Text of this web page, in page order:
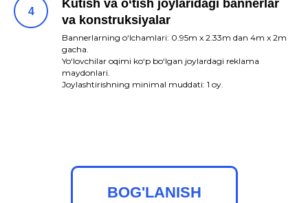
Kutish va o‘tish joylaridagi bannerlar
va konstruksiyalar
Bannerlarning o‘lchamlari: 0.95m x 2.33m dan 4m x 2m
gacha.
Yo‘lovchilar oqimi ko‘p bo‘lgan joylardagi reklama
maydonlari.
Joylashtirishning minimal muddati: 1 oy.
BOG'LANISH